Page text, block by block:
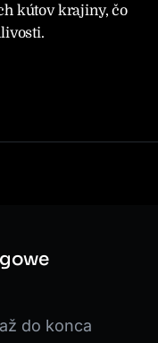
kútov krajiny, čo
do konca